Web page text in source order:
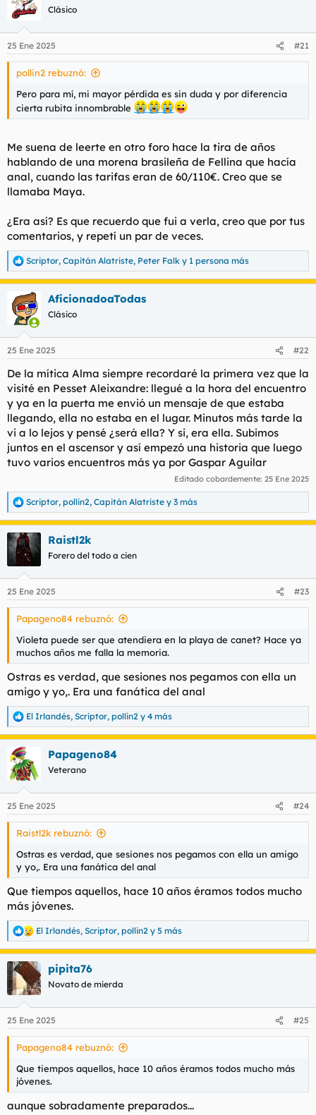
c
i
e
s
Clásico
25 Ene 2025 #21
pollin2 rebuznó:
Pero para mí, mi mayor pérdida es sin duda y por diferencia
cierta rubita innombrable
Me suena de leerte en otro foro hace la tira de años
hablando de una morena brasileña de Fellina que hacía
anal, cuando las tarifas eran de 60/110€. Creo que se
llamaba Maya.
¿Era así? Es que recuerdo que fui a verla, creo que por tus
comentarios, y repetí un par de veces.
R
e
a
c
c
e
:
Scriptor, Capitán Alatriste, Peter Falk y 1 persona más
AficionadoaTodas
Clásico
25 Ene 2025 #22
De la mítica Alma siempre recordaré la primera vez que la
visité en Pesset Aleixandre: llegué a la hora del encuentro
y ya en la puerta me envió un mensaje de que estaba
llegando, ella no estaba en el lugar. Minutos más tarde la
vi a lo lejos y pensé ¿será ella? Y si, era ella. Subimos
juntos en el ascensor y así empezó una historia que luego
tuvo varios encuentros más ya por Gaspar Aguilar
Editado cobardemente: 25 Ene 2025
R
e
a
c
c
i
e
s
Scriptor, pollin2, Capitán Alatriste y 3 más
Raistl2k
Forero del todo a cien
25 Ene 2025 #23
Papageno84 rebuznó:
Violeta puede ser que atendiera en la playa de canet? Hace ya
muchos años me falla la memoria.
Ostras es verdad, que sesiones nos pegamos con ella un
amigo y yo,. Era una fanática del anal
R
e
a
c
c
i
e
s
El Irlandés, Scriptor, pollin2 y 4 más
Papageno84
Veterano
25 Ene 2025 #24
Raistl2k rebuznó:
Ostras es verdad, que sesiones nos pegamos con ella un amigo
y yo,. Era una fanática del anal
Que tiempos aquellos, hace 10 años éramos todos mucho
más jóvenes.
R
e
a
c
c
i
e
s
El Irlandés, Scriptor, pollin2 y 5 más
pipita76
Novato de mierda
25 Ene 2025 #25
Papageno84 rebuznó:
Que tiempos aquellos, hace 10 años éramos todos mucho más
jóvenes.
aunque sobradamente preparados...